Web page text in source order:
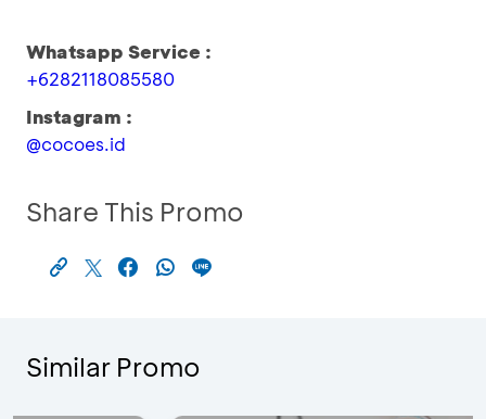
Whatsapp Service :
+6282118085580
Instagram :
@cocoes.id
Share This Promo
Similar Promo